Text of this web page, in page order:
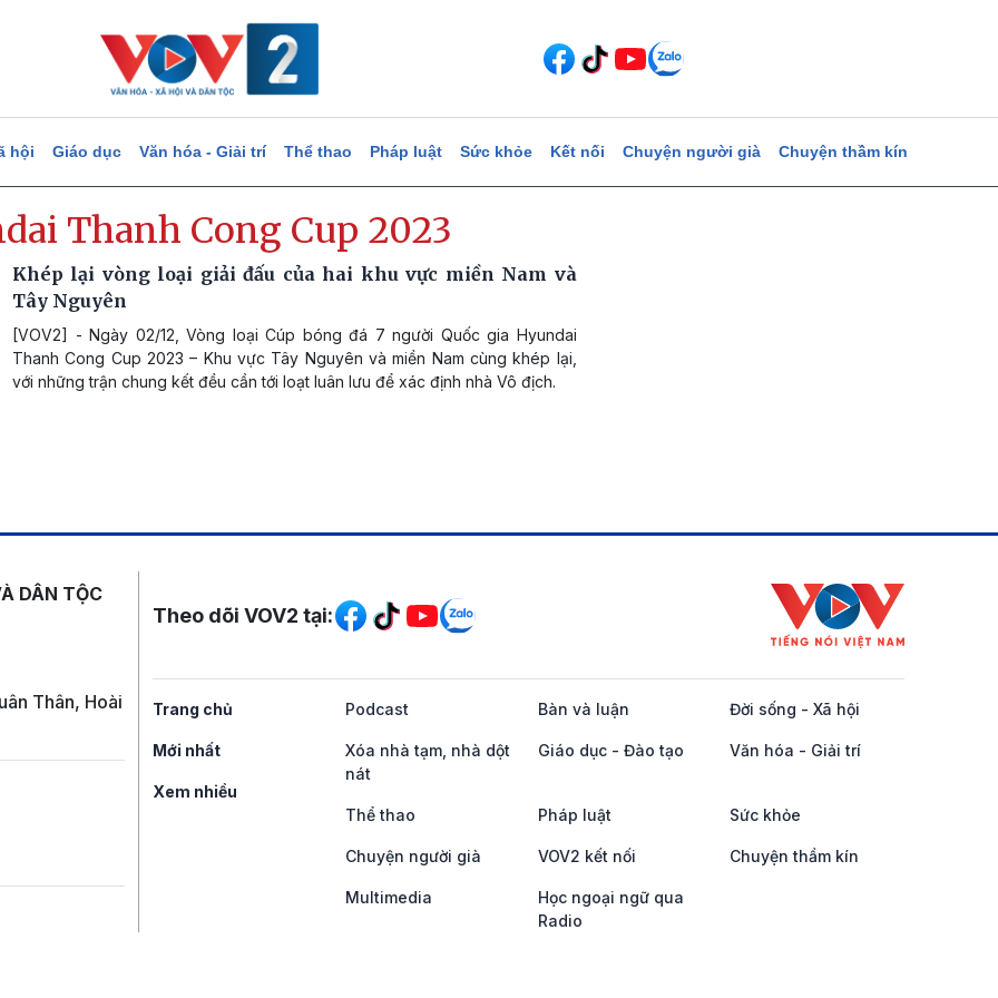
hội Giáo dục Văn hóa - Giải trí Thể thao Pháp luật Sức khỏe Kết nối Chuyện người già Chuyện thầm kín
Thanh Cong Cup 2023
Khép lại vòng loại giải đấu của hai khu vực miền Nam và
Tây Nguyên
[VOV2] - Ngày 02/12, Vòng loại Cúp bóng đá 7 người Quốc gia Hyundai
Thanh Cong Cup 2023 – Khu vực Tây Nguyên và miền Nam cùng khép lại,
với những trận chung kết đều cần tới loạt luân lưu để xác định nhà Vô địch.
DÂN TỘC
Thân, Hoài
Mạng xã hội
Theo dõi VOV2 tại:
Trang chủ
Mới nhất
Xem nhiều
Podcast Bàn và luận Đời sống - Xã hội
Xóa nhà tạm, nhà dột
nát
Giáo dục - Đào tạo Văn hóa - Giải trí
Thể thao Pháp luật Sức khỏe
Chuyện người già VOV2 kết nối Chuyện thầm kín
Multimedia
Học ngoại ngữ qua
Radio